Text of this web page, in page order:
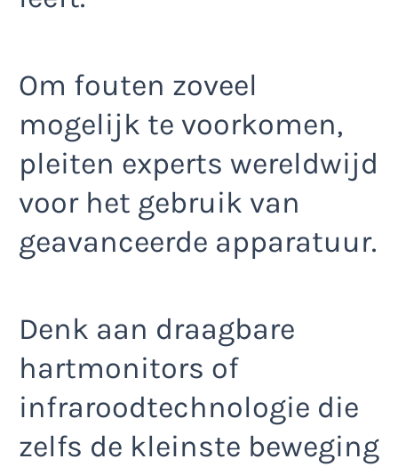
Om fouten zoveel
mogelijk te voorkomen,
pleiten experts wereldwijd
voor het gebruik van
geavanceerde apparatuur.
Denk aan draagbare
hartmonitors of
infraroodtechnologie die
zelfs de kleinste beweging